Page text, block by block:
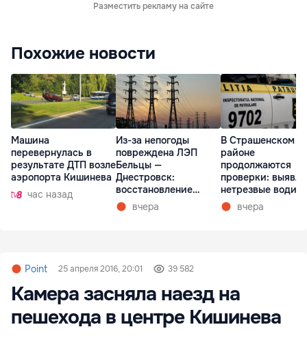
Разместить рекламу на сайте
Похожие новости
Машина
перевернулась в
результате ДТП возле
аэропорта Кишинева
час назад
Из-за непогоды
повреждена ЛЭП
Бельцы —
Днестровск:
восстановление
займет более недели
вчера
В Страшенском
районе
продолжаются
проверки:
нетрезвые
вчера
Point 25 апреля 2016, 20:01 39 582
Камера засняла наезд на
пешехода в центре Кишинева